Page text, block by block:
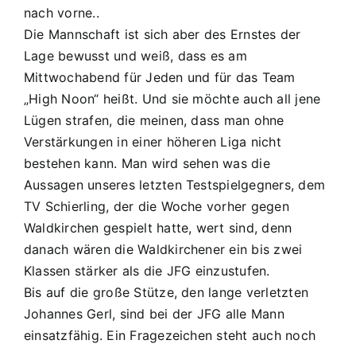
nach vorne..
Die Mannschaft ist sich aber des Ernstes der
Lage bewusst und weiß, dass es am
Mittwochabend für Jeden und für das Team
„High Noon“ heißt. Und sie möchte auch all jene
Lügen strafen, die meinen, dass man ohne
Verstärkungen in einer höheren Liga nicht
bestehen kann. Man wird sehen was die
Aussagen unseres letzten Testspielgegners, dem
TV Schierling, der die Woche vorher gegen
Waldkirchen gespielt hatte, wert sind, denn
danach wären die Waldkirchener ein bis zwei
Klassen stärker als die JFG einzustufen.
Bis auf die große Stütze, den lange verletzten
Johannes Gerl, sind bei der JFG alle Mann
einsatzfähig. Ein Fragezeichen steht auch noch